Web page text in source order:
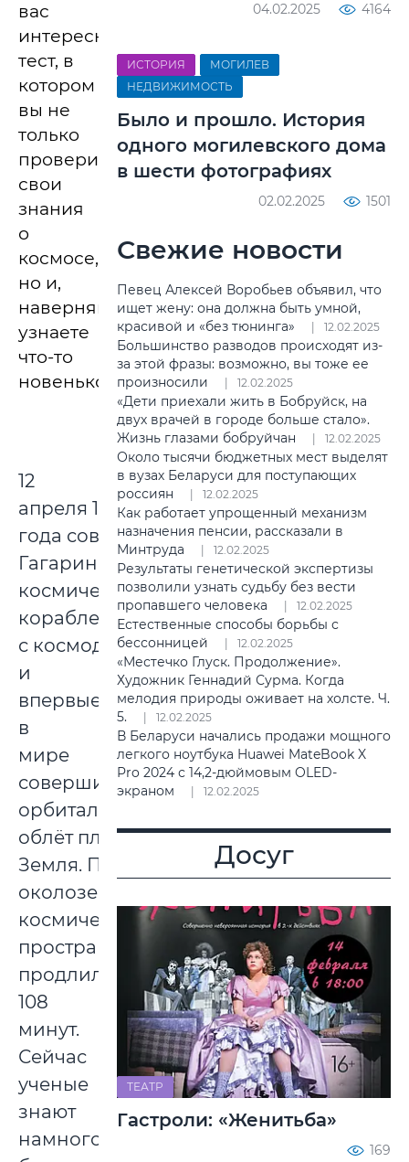
вас
интересный
тест, в
котором
вы не
только
проверите
свои
знания
о
космосе,
но и,
наверняка,
узнаете
что-то
новенькое.
12
апреля 1961
года советский космонавт Юрий
Гагарин на
космическом
корабле «Восток-1» стартовал
с космодрома «Байконур»
и
впервые
в
мире
совершил
орбитальный
облёт планеты
Земля. Полёт в
околоземном
космическом
пространстве
продлился
108
минут.
Сейчас
ученые
знают
намного
04.02.2025 4164
ИСТОРИЯ
МОГИЛЕВ
НЕДВИЖИМОСТЬ
Было и прошло. История
одного могилевского дома
в шести фотографиях
02.02.2025 1501
Свежие новости
Певец Алексей Воробьев объявил, что
ищет жену: она должна быть умной,
красивой и «без тюнинга»
12.02.2025
Большинство разводов происходят из-
за этой фразы: возможно, вы тоже ее
произносили
12.02.2025
«Дети приехали жить в Бобруйск, на
двух врачей в городе больше стало».
Жизнь глазами бобруйчан
12.02.2025
Около тысячи бюджетных мест выделят
в вузах Беларуси для поступающих
россиян
12.02.2025
Как работает упрощенный механизм
назначения пенсии, рассказали в
Минтруда
12.02.2025
Результаты генетической экспертизы
позволили узнать судьбу без вести
пропавшего человека
12.02.2025
Естественные способы борьбы с
бессонницей
12.02.2025
«Местечко Глуск. Продолжение».
Художник Геннадий Сурма. Когда
мелодия природы оживает на холсте. Ч.
5.
12.02.2025
В Беларуси начались продажи мощного
легкого ноутбука Huawei MateBook X
Pro 2024 с 14,2-дюймовым OLED-
экраном
12.02.2025
Досуг
ТЕАТР
Гастроли: «Женитьба»
169